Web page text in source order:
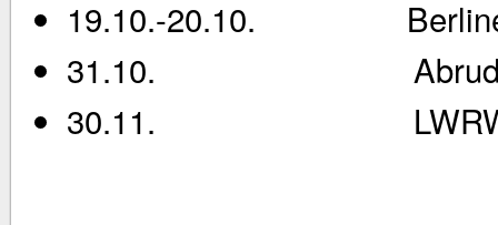
19.10.-20.10. Berliner
31.10. Abrudern
30.11. LWRWT in